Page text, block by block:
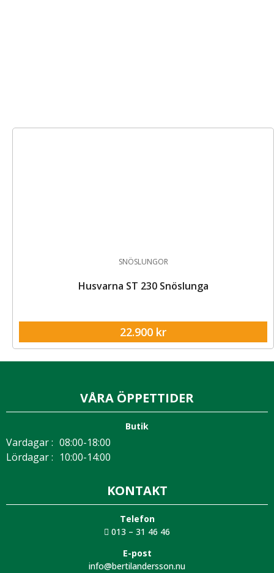
SNÖSLUNGOR
Husvarna ST 230 Snöslunga
22.900 kr
VÅRA ÖPPETTIDER
Butik
Vardagar : 08:00-18:00
Lördagar : 10:00-14:00
KONTAKT
Telefon
013 – 31 46 46
E-post
info@bertilandersson.nu